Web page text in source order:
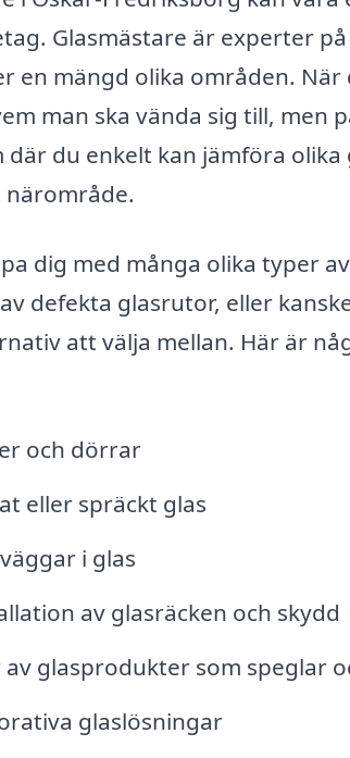
Glasmästare är experter
en mängd olika områden.
man ska vända sig till, men
du enkelt kan jämföra
dig med många olika typer
defekta glasrutor, eller
att välja mellan. Här är
och dörrar
eller spräckt glas
i glas
av glasräcken och skydd
glasprodukter som speglar
glaslösningar